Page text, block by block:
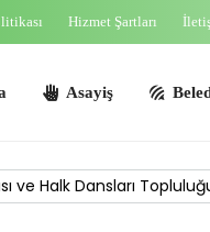
Hizmet Şartları
Asayiş Belediye
ve Halk Dansları